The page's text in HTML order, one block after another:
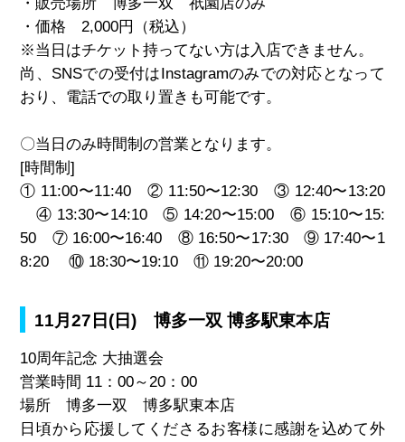
・価格 2,000円（税込）
※当日はチケット持ってない方は入店できません。
尚、SNSでの受付はInstagramのみでの対応となって
おり、電話での取り置きも可能です。
〇当日のみ時間制の営業となります。
[時間制]
① 11:00〜11:40 ② 11:50〜12:30 ③ 12:40〜13:20
④ 13:30〜14:10 ⑤ 14:20〜15:00 ⑥ 15:10〜15:
50 ⑦ 16:00〜16:40 ⑧ 16:50〜17:30 ⑨ 17:40〜1
8:20 ⑩ 18:30〜19:10 ⑪ 19:20〜20:00
11月27日(日) 博多一双 博多駅東本店
10周年記念 大抽選会
営業時間 11：00～20：00
場所 博多一双 博多駅東本店
日頃から応援してくださるお客様に感謝を込めて外